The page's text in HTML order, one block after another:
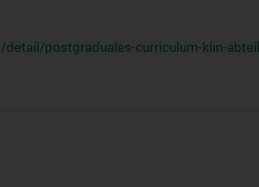
postgraduales-curriculum-klin-